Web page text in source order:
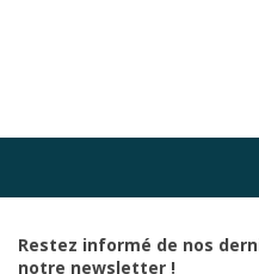
Restez informé de nos
notre newsletter !